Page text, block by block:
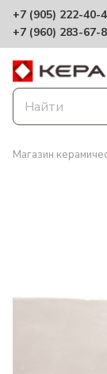
+7 (905) 222-40-
+7 (960) 283-67-
Магазин